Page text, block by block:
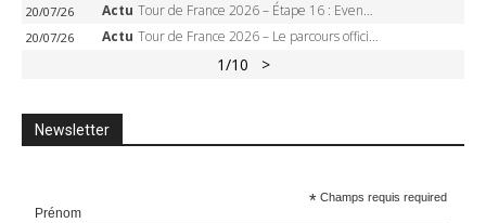
20/07/26 Actu Tour de France 2026 – Étape 16 : Evenepoel, Pogacar, Ganna… qui domptera le chrono d’Évian pour redessiner le podium ?
20/07/26 Actu Tour de France 2026 – Le parcours officiel complet : 21 étapes, profils, carte et dates
1/10 >
Newsletter
* Champs requis required
Prénom